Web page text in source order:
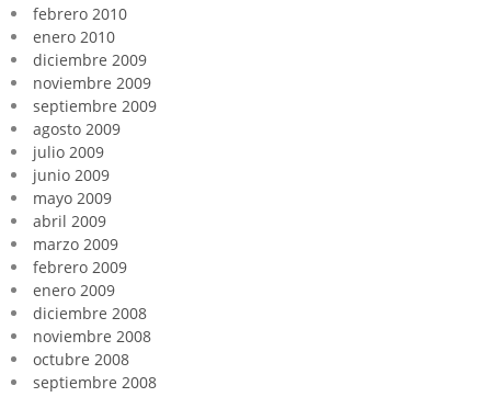
febrero 2010
enero 2010
diciembre 2009
noviembre 2009
septiembre 2009
agosto 2009
julio 2009
junio 2009
mayo 2009
abril 2009
marzo 2009
febrero 2009
enero 2009
diciembre 2008
noviembre 2008
octubre 2008
septiembre 2008